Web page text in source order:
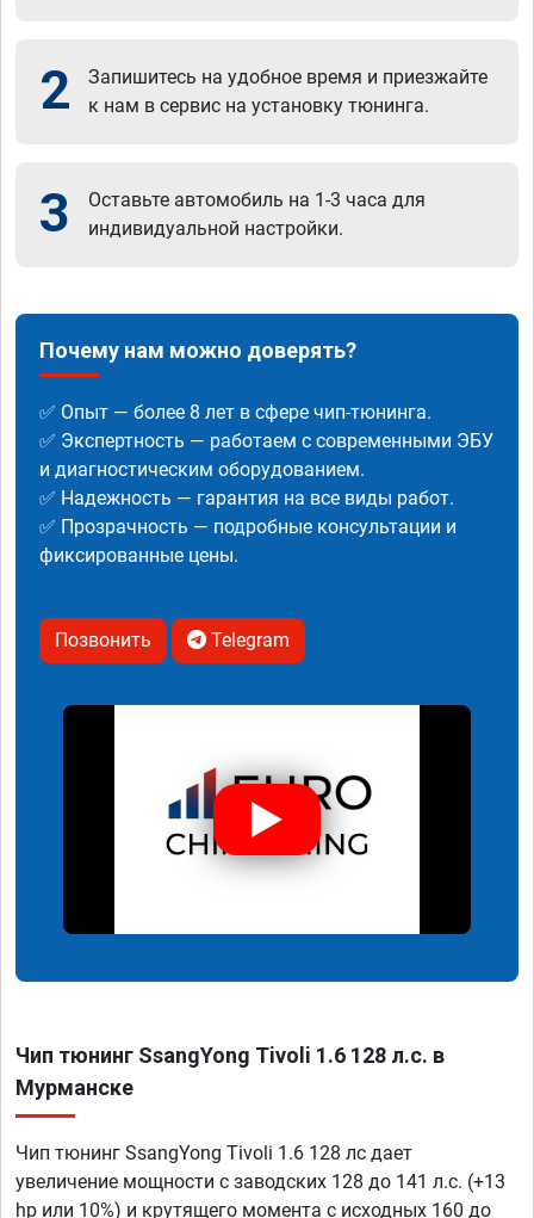
2
Запишитесь на удобное время и приезжайте
к нам в сервис на установку тюнинга.
3
Оставьте автомобиль на 1-3 часа для
индивидуальной настройки.
Почему нам можно доверять?
✅ Опыт — более 8 лет в сфере чип-тюнинга.
✅ Экспертность — работаем с современными ЭБУ
и диагностическим оборудованием.
✅ Надежность — гарантия на все виды работ.
✅ Прозрачность — подробные консультации и
фиксированные цены.
Позвонить Telegram
Чип тюнинг SsangYong Tivoli 1.6 128 л.с. в
Мурманске
Чип тюнинг SsangYong Tivoli 1.6 128 лс дает
увеличение мощности с заводских 128 до 141 л.с. (+13
hp или 10%) и крутящего момента с исходных 160 до